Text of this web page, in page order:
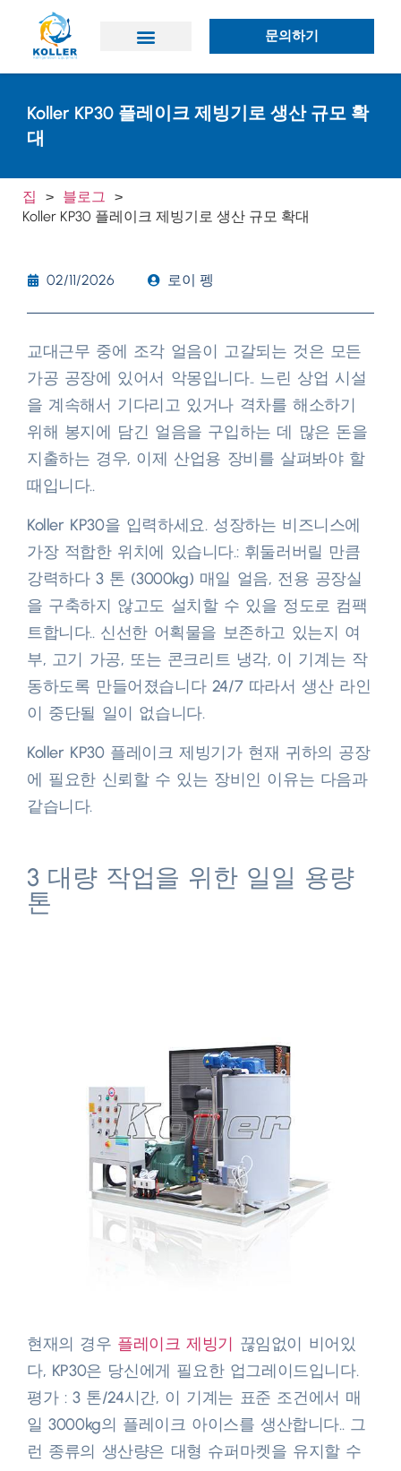
문의하기
Koller KP30 플레이크 제빙기로 생산 규모 확
대
집 > 블로그 >
Koller KP30 플레이크 제빙기로 생산 규모 확대
02/11/2026 로이 펭
교대근무 중에 조각 얼음이 고갈되는 것은 모든
가공 공장에 있어서 악몽입니다.. 느린 상업 시설
을 계속해서 기다리고 있거나 격차를 해소하기
위해 봉지에 담긴 얼음을 구입하는 데 많은 돈을
지출하는 경우, 이제 산업용 장비를 살펴봐야 할
때입니다..
Koller KP30을 입력하세요. 성장하는 비즈니스에
가장 적합한 위치에 있습니다.: 휘둘러버릴 만큼
강력하다 3 톤 (3000kg) 매일 얼음, 전용 공장실
을 구축하지 않고도 설치할 수 있을 정도로 컴팩
트합니다.. 신선한 어획물을 보존하고 있는지 여
부, 고기 가공, 또는 콘크리트 냉각, 이 기계는 작
동하도록 만들어졌습니다 24/7 따라서 생산 라인
이 중단될 일이 없습니다.​
Koller KP30 플레이크 제빙기가 현재 귀하의 공장
에 필요한 신뢰할 수 있는 장비인 이유는 다음과
같습니다.​
3 대량 작업을 위한 일일 용량
톤
현재의 경우 플레이크 제빙기 끊임없이 비어있
다, KP30은 당신에게 필요한 업그레이드입니다.
평가 : 3 톤/24시간, 이 기계는 표준 조건에서 매
일 3000kg의 플레이크 아이스를 생산합니다.. 그
런 종류의 생산량은 대형 슈퍼마켓을 유지할 수